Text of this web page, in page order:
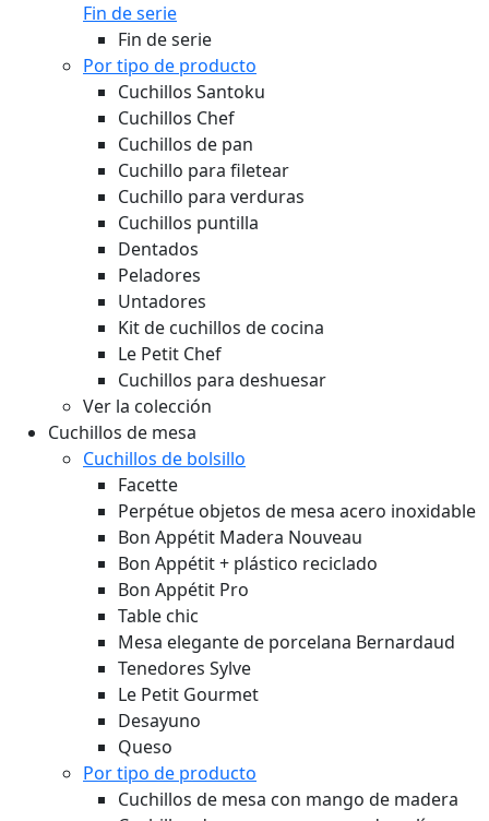
Fin de serie
Fin de serie
Por tipo de producto
Cuchillos Santoku
Cuchillos Chef
Cuchillos de pan
Cuchillo para filetear
Cuchillo para verduras
Cuchillos puntilla
Dentados
Peladores
Untadores
Kit de cuchillos de cocina
Le Petit Chef
Cuchillos para deshuesar
Ver la colección
Cuchillos de mesa
Cuchillos de bolsillo
Facette
Perpétue objetos de mesa acero inoxidable
Bon Appétit Madera Nouveau
Bon Appétit + plástico reciclado
Bon Appétit Pro
Table chic
Mesa elegante de porcelana Bernardaud
Tenedores Sylve
Le Petit Gourmet
Desayuno
Queso
Por tipo de producto
Cuchillos de mesa con mango de madera